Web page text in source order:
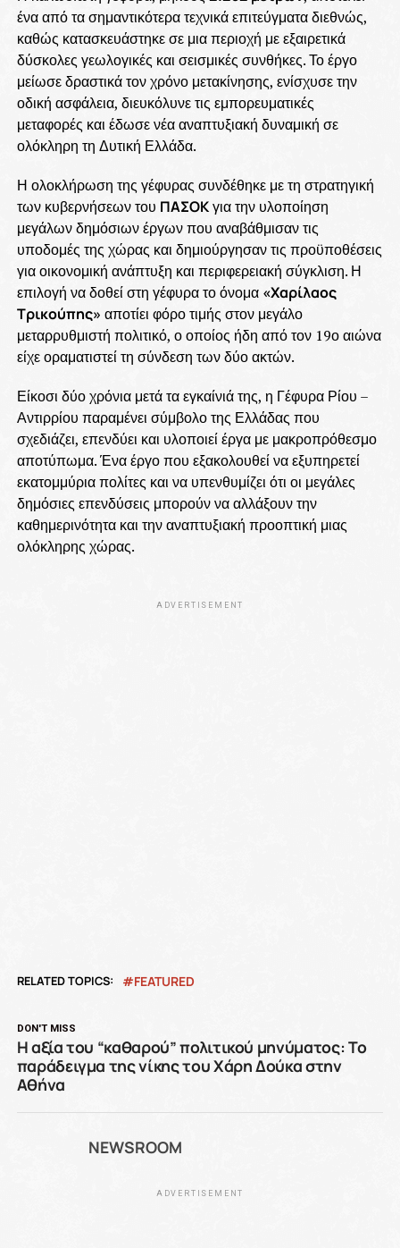
ένα από τα σημαντικότερα τεχνικά επιτεύγματα διεθνώς,
καθώς κατασκευάστηκε σε μια περιοχή με εξαιρετικά
δύσκολες γεωλογικές και σεισμικές συνθήκες. Το έργο
μείωσε δραστικά τον χρόνο μετακίνησης, ενίσχυσε την
οδική ασφάλεια, διευκόλυνε τις εμπορευματικές
μεταφορές και έδωσε νέα αναπτυξιακή δυναμική σε
ολόκληρη τη Δυτική Ελλάδα.
Η ολοκλήρωση της γέφυρας συνδέθηκε με τη στρατηγική
των κυβερνήσεων του ΠΑΣΟΚγια την υλοποίηση
μεγάλων δημόσιων έργων που αναβάθμισαν τις
υποδομές της χώρας και δημιούργησαν τις προϋποθέσεις
για οικονομική ανάπτυξη και περιφερειακή σύγκλιση. Η
επιλογή να δοθεί στη γέφυρα το όνομα «Χαρίλαος
Τρικούπης» αποτίει φόρο τιμής στον μεγάλο
μεταρρυθμιστή πολιτικό, ο οποίος ήδη από τον 19ο αιώνα
είχε οραματιστεί τη σύνδεση των δύο ακτών.
Είκοσι δύο χρόνια μετά τα εγκαίνιά της, η Γέφυρα Ρίου –
Αντιρρίου παραμένει σύμβολο της Ελλάδας που
σχεδιάζει, επενδύει και υλοποιεί έργα με μακροπρόθεσμο
αποτύπωμα. Ένα έργο που εξακολουθεί να εξυπηρετεί
εκατομμύρια πολίτες και να υπενθυμίζει ότι οι μεγάλες
δημόσιες επενδύσεις μπορούν να αλλάξουν την
καθημερινότητα και την αναπτυξιακή προοπτική μιας
ολόκληρης χώρας.
ADVERTISEMENT
RELATED TOPICS: FEATURED
DON'T MISS
Η αξία του “καθαρού” πολιτικού μηνύματος: Το
παράδειγμα της νίκης του Χάρη Δούκα στην
Αθήνα
NEWSROOM
ADVERTISEMENT